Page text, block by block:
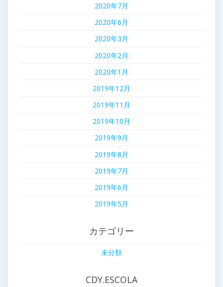
2020年7月
2020年6月
2020年3月
2020年2月
2020年1月
2019年12月
2019年11月
2019年10月
2019年9月
2019年8月
2019年7月
2019年6月
2019年5月
カテゴリー
未分類
CDY.ESCOLA